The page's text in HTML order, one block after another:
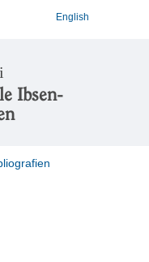
English
Ibsen-